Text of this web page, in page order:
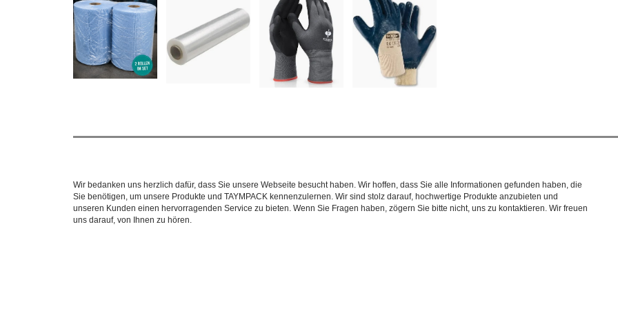
Wir bedanken uns herzlich dafür, dass Sie unsere Webseite besucht haben. Wir hoffen, dass Sie alle Informationen gefunden haben, die
Sie benötigen, um unsere Produkte und TAYMPACK kennenzulernen. Wir sind stolz darauf, hochwertige Produkte anzubieten und
unseren Kunden einen hervorragenden Service zu bieten. Wenn Sie Fragen haben, zögern Sie bitte nicht, uns zu kontaktieren. Wir freuen
uns darauf, von Ihnen zu hören.